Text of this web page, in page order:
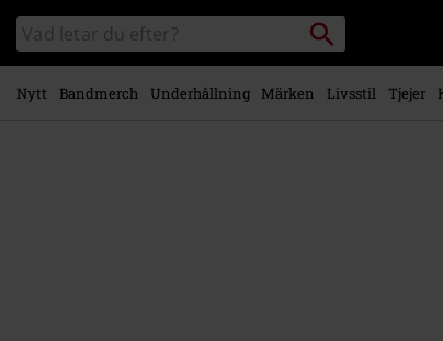
Gå till
huvudinnehåll
Sök
i
katalogen
Sök
Nytt Bandmerch Underhållning Märken Livsstil Tjejer